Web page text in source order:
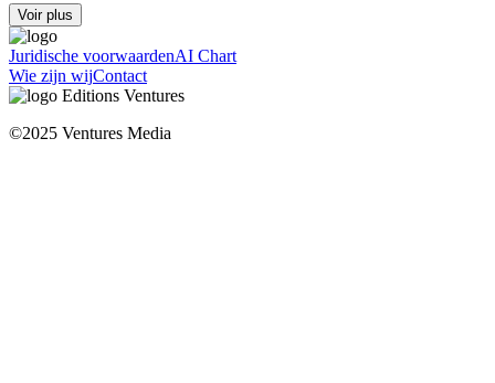
Voir plus
Juridische voorwaardenAI Chart
Wie zijn wijContact
©2025 Ventures Media